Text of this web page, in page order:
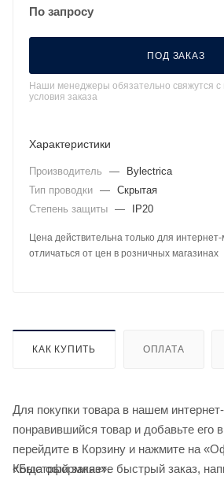
По запросу
ПОД ЗАКАЗ
Наши менеджеры обязательно свяжутся с
условия заказа
Характеристики
Производитель —
Bylectrica
Тип проводки — Скрытая
Степень защиты — IP20
Цена действительна только для
отличаться от цен в розничных магазинах
КАК КУПИТЬ ОПЛАТА
Для покупки товара в нашем
понравившийся товар и добавьте его
перейдите в Корзину и нажмите на
«Быстрый заказ».
Когда оформляете быстрый заказ,